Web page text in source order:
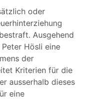
oder
Ausgehend
Hösli eine
der
Kriterien für die
ausserhalb dieses
eine